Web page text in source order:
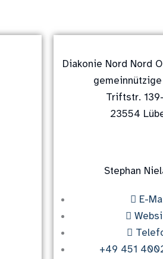
Diakonie Nord Nord
gemeinnützige
Triftstr.
23554
Stephan
E-
+49 451